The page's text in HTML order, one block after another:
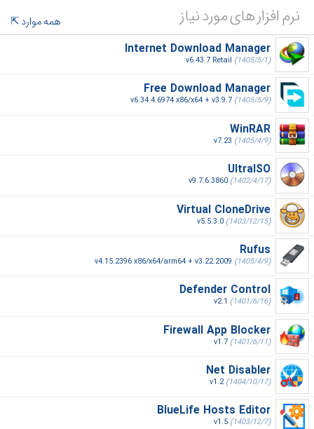
نرم افزار های مورد نیاز
همه موارد
Internet Download Manager
v6.43.7 Retail (1405/5/1)
Free Download Manager
v6.34.4.6974 x86/x64 + v3.9.7 (1405/5/9)
WinRAR
v7.23 (1405/4/9)
UltraISO
v9.7.6.3860 (1402/4/17)
Virtual CloneDrive
v5.5.3.0 (1403/12/15)
Rufus
v4.15.2396 x86/x64/arm64 + v3.22.2009 (1405/4/9)
Defender Control
v2.1 (1401/6/16)
Firewall App Blocker
v1.7 (1401/6/11)
Net Disabler
v1.2(1404/10/17)
BlueLife Hosts Editor
v1.5 (1403/12/7)